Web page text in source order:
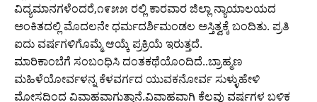
ವಿದ್ಯಮಾನಗಳೆಂದರೆ,೧೯೫೫ ರಲ್ಲಿ ಕಾರವಾರ ಜಿಲ್ಲಾ ನ್ಯಾಯಾಲಯದ
ಅಂಕಿತದಲ್ಲಿ ಮೊದಲನೇ ಧರ್ಮದರ್ಶಿ‌ಮಂಡಲ ಅಸ್ತಿತ್ವಕ್ಕೆ ಬಂದಿತು. ಪ್ರತಿ
ಐದು ವರ್ಷಗಳಿಗೊಮ್ಮೆ ಆಯ್ಕೆ ಪ್ರಕ್ರಿಯೆ ಇರುತ್ತದೆ.
ಮಾರಿಕಾಂಬೆಗೆ ಸಂಬಂಧಿಸಿ ದಂತಕಥೆಯೊಂದಿದೆ..ಬ್ರಾಹ್ಮಣ
ಮಹಿಳೆಯೋರ್ವಳನ್ನ ಕೆಳವರ್ಗದ ಯುವಕನೋರ್ವ ಸುಳ್ಳುಹೇಳಿ
ಮೋಸದಿಂದ ವಿವಾಹವಾಗುತ್ತಾನೆ.ವಿವಾಹವಾಗಿ ಕೆಲವು ವರ್ಷಗಳ ಬಳಿಕ